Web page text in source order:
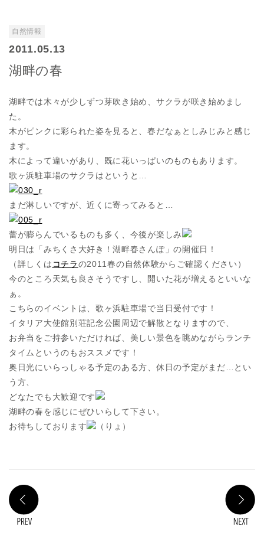
自然情報
2011.05.13
湖畔の春
湖畔では木々が少しずつ芽吹き始め、サクラが咲き始めまし
た。
木がピンクに彩られた姿を見ると、春だなぁとしみじみと感じ
ます。
木によって違いがあり、既に花いっぱいのものもあります。
歌ヶ浜駐車場のサクラはというと…
まだ淋しいですが、近くに寄ってみると…
蕾が膨らんでいるものも多く、今後が楽しみ
明日は「みちくさ大好き！湖畔春さんぽ」の開催日！
（詳しくは コチラの2011春の自然体験からご確認ください）
今のところ天気も良さそうですし、開いた花が増えるといいな
ぁ。
こちらのイベントは、歌ヶ浜駐車場で当日受付です！
イタリア大使館別荘記念公園周辺で解散となりますので、
お弁当をご持参いただければ、美しい景色を眺めながらランチ
タイムというのもおススメです！
奥日光にいらっしゃる予定のある方、休日の予定がまだ…とい
う方、
どなたでも大歓迎です
湖畔の春を感じにぜひいらして下さい。
お待ちしております
（りょ）